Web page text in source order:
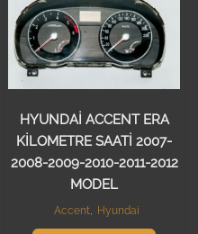
HYUNDAİ ACCENT ERA
KİLOMETRE SAATİ 2007-
2008-2009-2010-2011-2012
MODEL
Accent, Hyundai